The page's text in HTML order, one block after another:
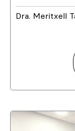
Dra. Meritxell